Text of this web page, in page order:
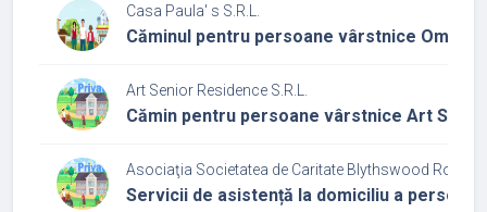
Casa Paula' s S.R.L.
Căminul pentru persoane vârstnice Omnia
Art Senior Residence S.R.L.
Cămin pentru persoane vârstnice Art
Asociaţia Societatea de Caritate Blythswood
Servicii de asistență la domiciliu a